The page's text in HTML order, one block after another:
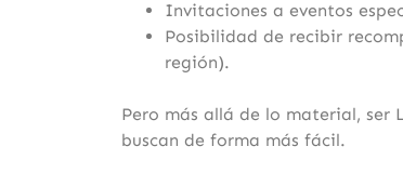
Invitaciones a eventos
Posibilidad de recibir
región).
Pero más allá de lo material, ser
buscan de forma más fácil.